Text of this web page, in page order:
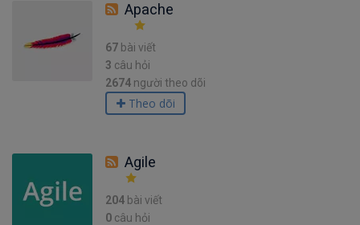
Apache
67 bài viết
3 câu hỏi
2674 người theo dõi
Theo dõi
Agile
204 bài viết
0 câu hỏi